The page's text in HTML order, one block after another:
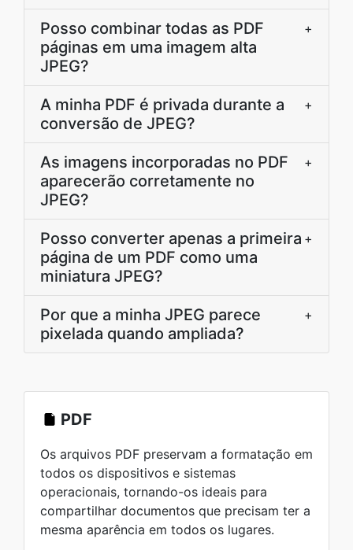
Posso combinar todas as PDF
páginas em uma imagem alta
JPEG?
+
A minha PDF é privada durante a
conversão de JPEG?
+
As imagens incorporadas no PDF
aparecerão corretamente no
JPEG?
+
Posso converter apenas a primeira
página de um PDF como uma
miniatura JPEG?
+
Por que a minha JPEG parece
pixelada quando ampliada?
+
PDF
Os arquivos PDF preservam a formatação em
todos os dispositivos e sistemas
operacionais, tornando-os ideais para
compartilhar documentos que precisam ter a
mesma aparência em todos os lugares.